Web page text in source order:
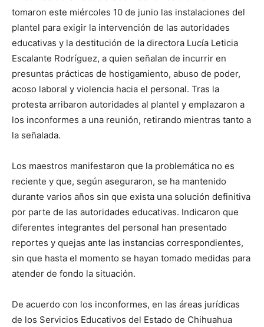
tomaron este miércoles 10 de junio las instalaciones del
plantel para exigir la intervención de las autoridades
educativas y la destitución de la directora Lucía Leticia
Escalante Rodríguez, a quien señalan de incurrir en
presuntas prácticas de hostigamiento, abuso de poder,
acoso laboral y violencia hacia el personal. Tras la
protesta arribaron autoridades al plantel y emplazaron a
los inconformes a una reunión, retirando mientras tanto a
la señalada.
Los maestros manifestaron que la problemática no es
reciente y que, según aseguraron, se ha mantenido
durante varios años sin que exista una solución definitiva
por parte de las autoridades educativas. Indicaron que
diferentes integrantes del personal han presentado
reportes y quejas ante las instancias correspondientes,
sin que hasta el momento se hayan tomado medidas para
atender de fondo la situación.
De acuerdo con los inconformes, en las áreas jurídicas
de los Servicios Educativos del Estado de Chihuahua